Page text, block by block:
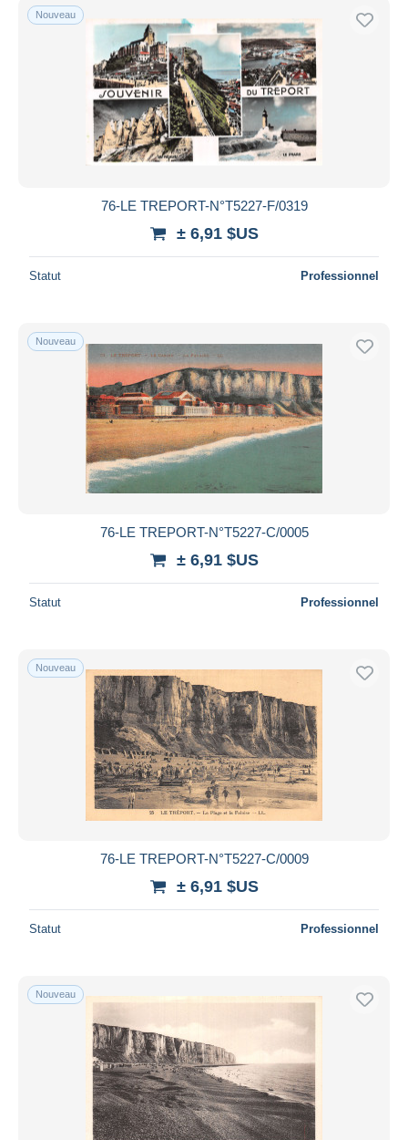
Nouveau
76-LE TREPORT-N°T5227-F/0319
± 6,91 $US
Statut Professionnel
Nouveau
76-LE TREPORT-N°T5227-C/0005
± 6,91 $US
Statut Professionnel
Nouveau
76-LE TREPORT-N°T5227-C/0009
± 6,91 $US
Statut Professionnel
Nouveau